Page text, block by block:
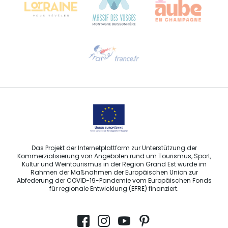
Sprechen Sie uns per E-Mail an
Das Projekt der Internetplattform zur Unterstützung der
Kommerzialisierung von Angeboten rund um Tourismus, Sport,
Kultur und Weintourismus in der Region Grand Est wurde im
Rahmen der Maßnahmen der Europäischen Union zur
Abfederung der COVID-19-Pandemie vom Europäischen Fonds
für regionale Entwicklung (EFRE) finanziert.